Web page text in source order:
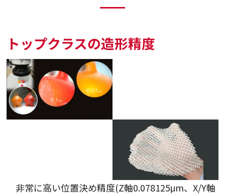
トップクラスの造形精度
・
非常に高い位置決め精度(Z軸0.078125μm、X/Y軸